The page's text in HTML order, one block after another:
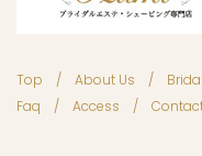
Top About Us
Faq
Access